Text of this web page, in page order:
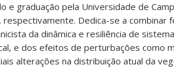
e graduação pela Universidade de
Dedica-se a combinar
da dinâmica e resiliência de
e dos efeitos de perturbações como
alterações na distribuição atual da